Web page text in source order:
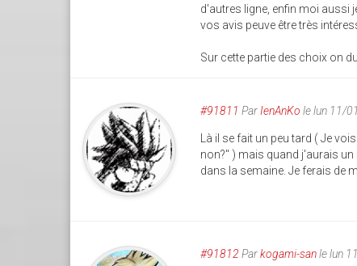
d'autres ligne, enfin moi aussi
vos avis peuve être très
Sur cette partie des choix on
#91811 Par IenAnKo le lun 11/
Là il se fait un peu tard ( Je
non?" ) mais quand j'aurais
dans la semaine. Je ferais de
#91812 Parkogami-sanle lun